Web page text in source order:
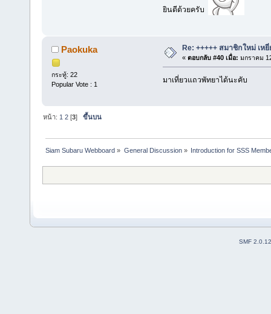
ยินดีด้วยครับ
Paokuka
กระทู้: 22
Popular Vote : 1
Re: +++++ สมาชิกใหม่ เห
« ตอบกลับ #40 เมื่อ: มกราคม
มาเที่ยวแถวพัทยาได้นะคับ
หน้า: 1 2 [3]ขึ้นบน
Siam Subaru Webboard » General Discussion» Introduction for SSS
SMF 2.0.12